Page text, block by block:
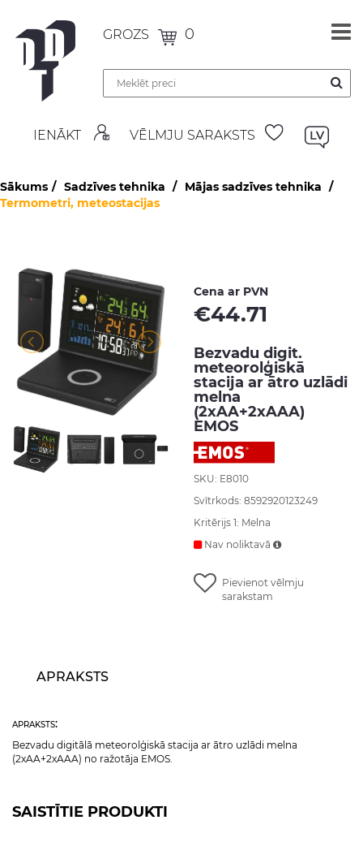
GROZS 0
IENĀKT VĒLMJU SARAKSTS
Sākums Sadzīves tehnika
Mājas sadzīves tehnika
Termometri, meteostacijas
Cena ar PVN
€44.71
Bezvadu digit.
meteorolģiskā
stacija ar ātro uzlādi
melna
(2xAA+2xAAA)
EMOS
SKU: E8010
Svītrkods: 8592920123249
Kritērijs 1: Melna
Nav noliktavā
Pievienot vēlmju
sarakstam
APRAKSTS
apraksts:
Bezvadu digitālā meteorolģiskā stacija ar ātro uzlādi melna
(2xAA+2xAAA) no ražotāja EMOS.
SAISTĪTIE PRODUKTI